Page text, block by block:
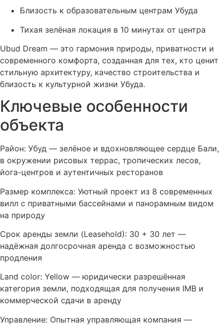
Близость к образовательным центрам Убуда
Тихая зелёная локация в 10 минутах от центра
Ubud Dream — это гармония природы, приватности и
современного комфорта, созданная для тех, кто ценит
стильную архитектуру, качество строительства и
близость к культурной жизни Убуда.
Ключевые особенности
объекта
Район: Убуд — зелёное и вдохновляющее сердце Бали,
в окружении рисовых террас, тропических лесов,
йога-центров и аутентичных ресторанов
Размер комплекса: Уютный проект из 8 современных
вилл с приватными бассейнами и панорамным видом
на природу
Срок аренды земли (Leasehold): 30 + 30 лет —
надёжная долгосрочная аренда с возможностью
продления
Land color: Yellow — юридически разрешённая
категория земли, подходящая для получения IMB и
коммерческой сдачи в аренду
Управление: Опытная управляющая компания —